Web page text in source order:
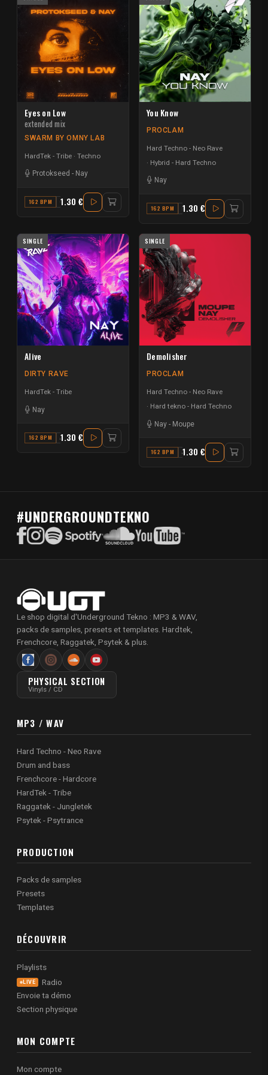
Eyes on Low
extended mix
SWARM BY OMNY LAB
HardTek - Tribe Techno
Protokseed - Nay
162 BPM G#
1.30 €
You Know
PROCLAM
Hard Techno - Neo Rave
Hybrid - Hard Techno
Nay
162 BPM F1.30 €
SINGLE
Alive
DIRTY RAVE
HardTek - Tribe
Nay
162 BPM A1.30 €
SINGLE
Demolisher
PROCLAM
Hard Techno - Neo Rave
Hard tekno - Hard Techno
Nay - Moupe
162 BPM A#1.30 €
#UNDERGROUNDTEKNO
Le shop digital d'Underground Tekno : MP3 & WAV,
packs de samples, presets et templates. Hardtek,
Frenchcore, Raggatek, Psytek & plus.
PHYSICAL SECTION
Vinyls / CD
MP3 / WAV
Hard Techno - Neo Rave
Drum and bass
Frenchcore - Hardcore
HardTek - Tribe
Raggatek - Jungletek
Psytek - Psytrance
PRODUCTION
Packs de samples
Presets
Templates
DÉCOUVRIR
Playlists
LIVE
Radio
Envoie ta démo
Section physique
MON COMPTE
Mon compte